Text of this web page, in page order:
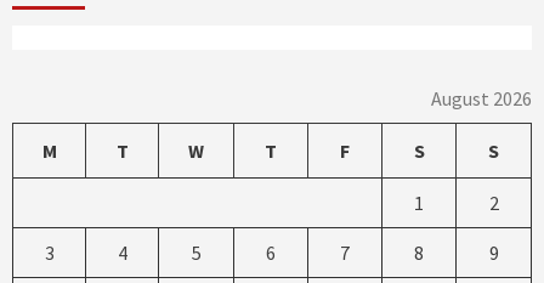
August 2026
M T W T F S S
1 2
3 4 5 6 7 8 9